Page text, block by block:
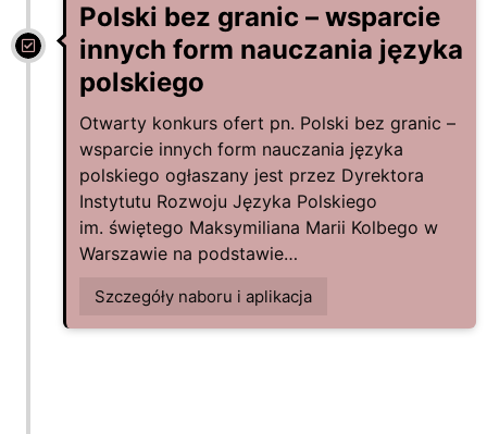
Polski bez granic – wsparcie
innych form nauczania języka
polskiego
Otwarty konkurs ofert pn. Polski bez granic –
wsparcie innych form nauczania języka
polskiego ogłaszany jest przez Dyrektora
Instytutu Rozwoju Języka Polskiego
im. świętego Maksymiliana Marii Kolbego w
Warszawie na podstawie…
Szczegóły naboru i aplikacja